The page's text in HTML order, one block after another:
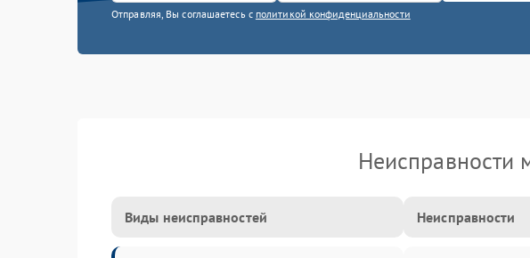
Отправляя, Вы соглашаетесь с политикой конфиденциальности
Неисправности
Виды неисправностей Неисправности